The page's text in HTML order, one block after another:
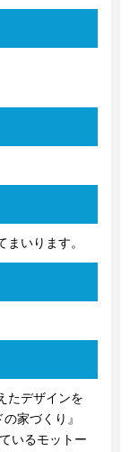
いります。
たデザインを
家づくり』
いるモットー